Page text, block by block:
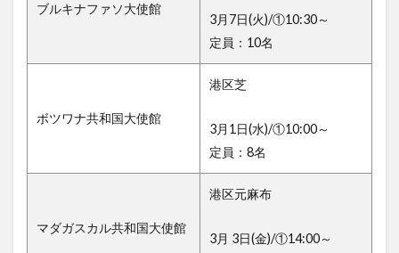
ブルキナファソ大使館
3月7日(火)/①10:30～
定員：10名
ボツワナ共和国大使館
港区芝
3月1日(水)/①10:00～
定員：8名
マダガスカル共和国大使館
港区元麻布
3月 3日(金)/①14:00～